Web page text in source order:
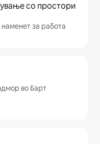
со простори
за работа
во Барт